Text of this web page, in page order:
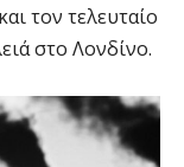
τον τελευταίο
στο Λονδίνο.